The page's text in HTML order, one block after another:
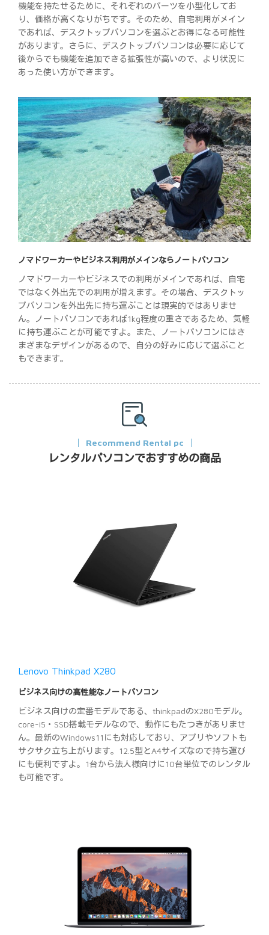
機能を持たせるために、それぞれのパーツを小型化してお
り、価格が高くなりがちです。そのため、自宅利用がメイン
であれば、デスクトップパソコンを選ぶとお得になる可能性
があります。さらに、デスクトップパソコンは必要に応じて
後からでも機能を追加できる拡張性が高いので、より状況に
あった使い方ができます。
ノマドワーカーやビジネス利用がメインならノートパソコン
ノマドワーカーやビジネスでの利用がメインであれば、自宅
ではなく外出先での利用が増えます。その場合、デスクトッ
プパソコンを外出先に持ち運ぶことは現実的ではありませ
ん。ノートパソコンであれば1kg程度の重さであるため、気軽
に持ち運ぶことが可能ですよ。また、ノートパソコンにはさ
まざまなデザインがあるので、自分の好みに応じて選ぶこと
もできます。
Recommend Rental pc
レンタルパソコンでおすすめの商品
Lenovo Thinkpad X280
ビジネス向けの高性能なノートパソコン
ビジネス向けの定番モデルである、thinkpadのX280モデル。
core-i5・SSD搭載モデルなので、動作にもたつきがありませ
ん。最新のWindows11にも対応しており、アプリやソフトも
サクサク立ち上がります。12.5型とA4サイズなので持ち運び
にも便利ですよ。1台から法人様向けに10台単位でのレンタル
も可能です。